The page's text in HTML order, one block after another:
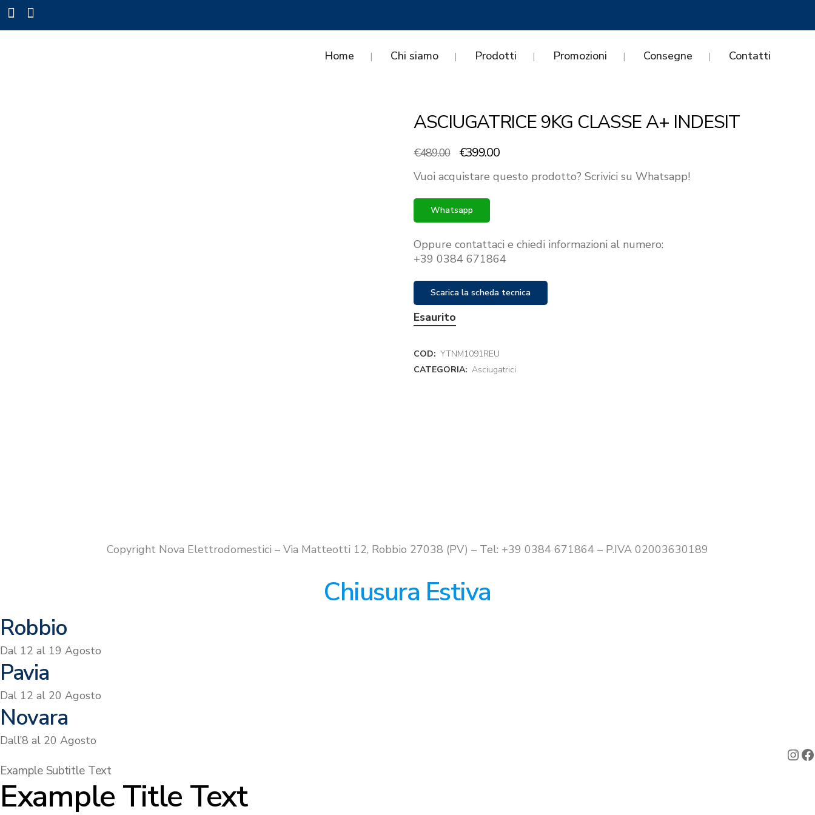
Home Chi siamo Prodotti Promozioni Consegne Contatti
ASCIUGATRICE 9KG CLASSE A+ INDESIT
€489.00
Il
originale
era:
€489.00.
€399.00Il
attuale
Vuoi acquistare questo prodotto? Scrivici su Whatsapp!
Whatsapp
Oppure contattaci e chiedi informazioni al numero:
+39 0384 671864
Scarica la scheda tecnica
Esaurito
COD: YTNM1091REU
CATEGORIA: Asciugatrici
Copyright Nova Elettrodomestici – Via Matteotti 12, Robbio 27038 (PV) – Tel: +39 0384 671864 – P.IVA 02003630189
Chiusura Estiva
Robbio
Dal 12 al 19 Agosto
Pavia
Dal 12 al 20 Agosto
Novara
Dall’8 al 20 Agosto
Example Subtitle Text
Example Title Text